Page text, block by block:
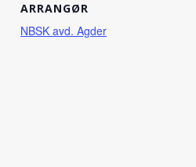
ARRANGØR
NBSK avd. Agder